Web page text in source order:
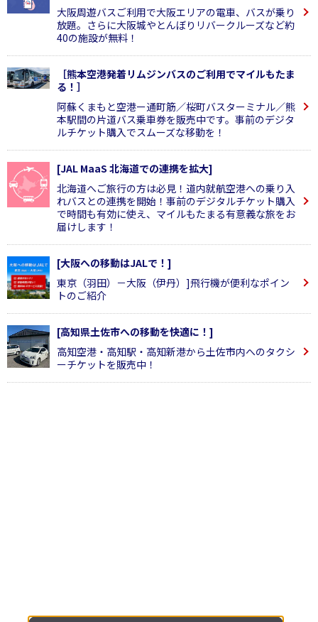
大阪周遊バスご利用で大阪エリアの電車、バスが乗り
放題。さらに大阪城やとんぼりリバークルーズなど約
40の施設が無料！
［熊本空港発着リムジンバスのご利用でマイルもたま
る！］
阿蘇くまもと空港ー通町筋／桜町バスターミナル／熊
本駅間の片道バス乗車券を販売中です。事前のデジタ
ルチケット購入でスムーズな移動を！
[JAL MaaS 北海道での連携を拡大]
北海道へご旅行の方は必見！道内就航空港への乗り入
れバスとの連携を開始！事前のデジタルチケット購入
で時間も有効に使え、マイルもたまる有意義な旅をお
届けします！
[大阪への移動はJALで！]
東京（羽田）－大阪（伊丹）]飛行機が便利なポイン
トのご紹介
[高知県土佐市への移動を快適に！]
高知空港・高知駅・高知新港から土佐市内へのタクシ
ーチケットを販売中！